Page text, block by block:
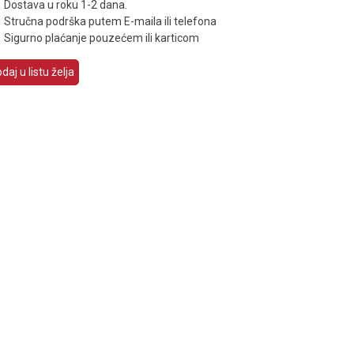
Dostava u roku 1-2 dana.
Stručna podrška putem E-maila ili telefona
Sigurno plaćanje pouzećem ili karticom
u listu želja